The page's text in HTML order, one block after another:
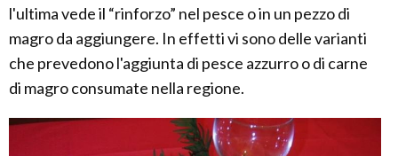
l'ultima vede il “rinforzo” nel pesce o in un pezzo di
magro da aggiungere. In effetti vi sono delle varianti
che prevedono l'aggiunta di pesce azzurro o di carne
di magro consumate nella regione.